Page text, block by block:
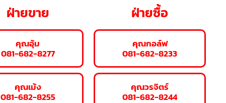
ฝ่ายขาย
คุณอุ้ม
081-682-8277
คุณเม้ง
081-682-8255
ฝ่ายซื้อ
คุณกอล์ฟ
081-682-8233
คุณวรจิตร์
081-682-8244